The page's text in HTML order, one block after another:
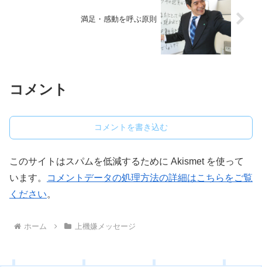
満足・感動を呼ぶ原則
コメント
コメントを書き込む
このサイトはスパムを低減するために Akismet を使って
います。
コメントデータの処理方法の詳細はこちらをご覧
ください。
ホーム 上機嫌メッセージ